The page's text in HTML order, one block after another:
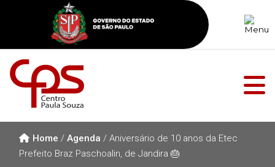
Home / Agenda / Aniversário de 10 anos da Etec
Prefeito Braz Paschoalin, de Jandira 🎂